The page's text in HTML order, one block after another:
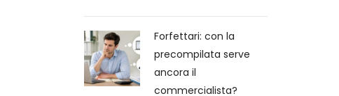
Forfettari: con la
precompilata serve
ancora il
commercialista?